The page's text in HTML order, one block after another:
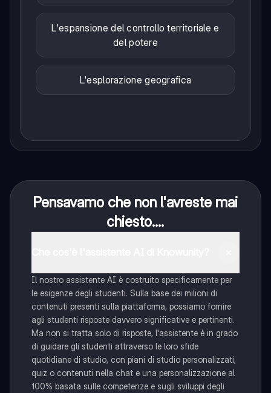
L'espansione del controllo territoriale e
del potere
L'esplorazione geografica
Pensavamo che non l'avreste mai
chiesto....
Il nostro assistente AI è costruito specificamente per
le esigenze degli studenti. Sulla base dei milioni di
contenuti presenti sulla piattaforma, possiamo fornire
agli studenti risposte davvero significative e pertinenti.
Ma non si tratta solo di risposte, l'assistente è in grado
di guidare gli studenti attraverso le loro sfide
quotidiane di studio, con piani di studio personalizzati,
quiz o contenuti nella chat e una personalizzazione al
100% basata sulle competenze e sugli sviluppi degli